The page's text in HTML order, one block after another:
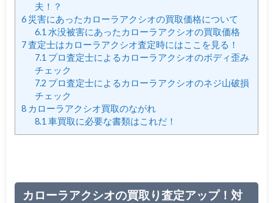
夫！？
6災害にあったカローラアクシオの買取価格について
6.1 水没被害にあったカローラアクシオの買取価格
7査定士はカローラアクシオ査定時にはここを見る！
7.1 プロ査定士によるカローラアクシオのボディ歪み
チェック
7.2 プロ査定士によるカローラアクシオのネジ山破損
チェック
8カローラアクシオ買取のながれ
8.1 車買取に必要な書類はこれだ！
カローラアクシオの買取り査定アップ！対